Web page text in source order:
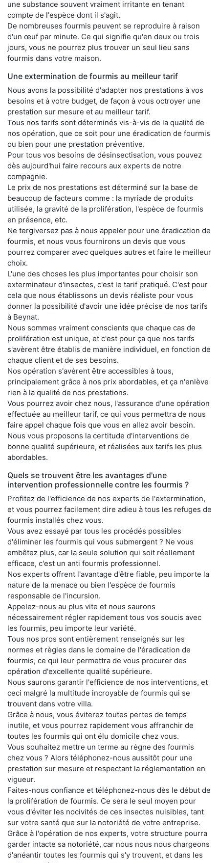
une substance souvent vraiment irritante en tenant
compte de l'espèce dont il s'agit.
De nombreuses fourmis peuvent se reproduire à raison
d'un œuf par minute. Ce qui signifie qu'en deux ou trois
jours, vous ne pourrez plus trouver un seul lieu sans
fourmis dans votre maison.
Une extermination de fourmis au meilleur tarif
Nous avons la possibilité d'adapter nos prestations à vos
besoins et à votre budget, de façon à vous octroyer une
prestation sur mesure et au meilleur tarif.
Tous nos tarifs sont déterminés vis-à-vis de la qualité de
nos opération, que ce soit pour une éradication de fourmis
ou bien pour une prestation préventive.
Pour tous vos besoins de désinsectisation, vous pouvez
dès aujourd'hui faire recours aux experts de notre
compagnie.
Le prix de nos prestations est déterminé sur la base de
beaucoup de facteurs comme : la myriade de produits
utilisée, la gravité de la prolifération, l'espèce de fourmis
en présence, etc.
Ne tergiversez pas à nous appeler pour une éradication de
fourmis, et nous vous fournirons un devis que vous
pourrez comparer avec quelques autres et faire le meilleur
choix.
L'une des choses les plus importantes pour choisir son
exterminateur d'insectes, c'est le tarif pratiqué. C'est pour
cela que nous établissons un devis réaliste pour vous
donner la possibilité d'avoir une idée précise de nos tarifs
à Beynat.
Nous sommes vraiment conscients que chaque cas de
prolifération est unique, et c'est pour ça que nos tarifs
s'avèrent être établis de manière individuel, en fonction de
chaque client et de ses besoins.
Nos opération s'avèrent être accessibles à tous,
principalement grâce à nos prix abordables, et ça n'enlève
rien à la qualité de nos prestations.
Vous pourrez avoir chez nous, l'assurance d'une opération
effectuée au meilleur tarif, ce qui vous permettra de nous
faire appel chaque fois que vous en allez avoir besoin.
Nous vous proposons la certitude d'interventions de
bonne qualité supérieure, et réalisées aux tarifs les plus
abordables.
Quels se trouvent être les avantages d'une
intervention professionnelle contre les fourmis ?
Profitez de l'efficience de nos experts de l'extermination,
et vous pourrez facilement dire adieu à tous les refuges de
fourmis installés chez vous.
Vous avez essayé par tous les procédés possibles
d'éliminer les fourmis qui vous submergent ? Ne vous
embêtez plus, car la seule solution qui soit réellement
efficace, c'est un anti fourmis professionnel.
Nos experts offrent l'avantage d'être fiable, peu importe la
nature de la menace ou bien l'espèce de fourmis
responsable de l'incursion.
Appelez-nous au plus vite et nous saurons
nécessairement régler rapidement tous vos soucis avec
les fourmis, peu importe leur variété.
Tous nos pros sont entièrement renseignés sur les
normes et règles dans le domaine de l'éradication de
fourmis, ce qui leur permettra de vous procurer des
opération d'excellente qualité supérieure.
Nous saurons garantir l'efficience de nos interventions, et
ceci malgré la multitude incroyable de fourmis qui se
trouvent dans votre villa.
Grâce à nous, vous éviterez toutes pertes de temps
inutile, et vous pourrez rapidement vous affranchir de
toutes les fourmis qui ont élu domicile chez vous.
Vous souhaitez mettre un terme au règne des fourmis
chez vous ? Alors téléphonez-nous aussitôt pour une
prestation sur mesure et respectant la réglementation en
vigueur.
Faites-nous confiance et téléphonez-nous dès le début de
la prolifération de fourmis. Ce sera le seul moyen pour
vous d'éviter les nocivités de ces insectes nuisibles, tant
sur votre santé que sur la notoriété de votre entreprise.
Grâce à l'opération de nos experts, votre structure pourra
garder intacte sa notoriété, car nous nous nous chargeons
d'anéantir toutes les fourmis qui s'y trouvent, et dans les